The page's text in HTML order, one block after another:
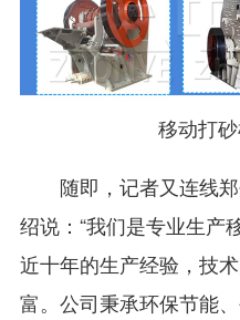
移动打
随即，记者又连线郑
绍说：“我们是专业生产
近十年的生产经验，技
富。公司秉承环保节能